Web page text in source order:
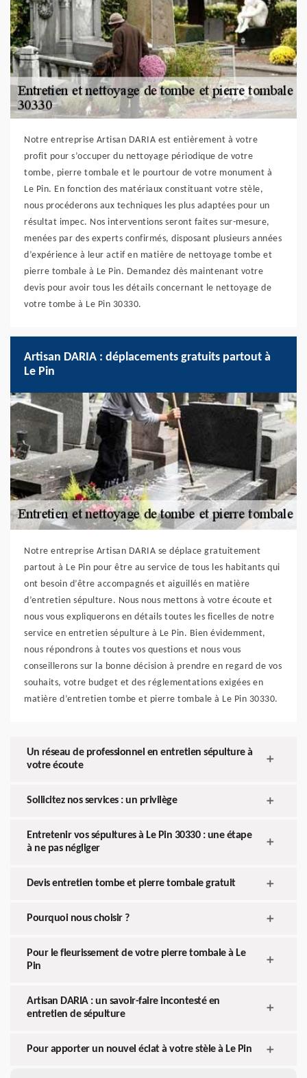
Notre entreprise Artisan DARIA est entièrement à votre
profit pour s’occuper du nettoyage périodique de votre
tombe, pierre tombale et le pourtour de votre monument à
Le Pin. En fonction des matériaux constituant votre stèle,
nous procéderons aux techniques les plus adaptées pour un
résultat impec. Nos interventions seront faites sur-mesure,
menées par des experts confirmés, disposant plusieurs années
d’expérience à leur actif en matière de nettoyage tombe et
pierre tombale à Le Pin. Demandez dès maintenant votre
devis pour avoir tous les détails concernant le nettoyage de
votre tombe à Le Pin 30330.
Artisan DARIA : déplacements gratuits partout à
Le Pin
Notre entreprise Artisan DARIA se déplace gratuitement
partout à Le Pin pour être au service de tous les habitants qui
ont besoin d’être accompagnés et aiguillés en matière
d’entretien sépulture. Nous nous mettons à votre écoute et
nous vous expliquerons en détails toutes les ficelles de notre
service en entretien sépulture à Le Pin. Bien évidemment,
nous répondrons à toutes vos questions et nous vous
conseillerons sur la bonne décision à prendre en regard de vos
souhaits, votre budget et des réglementations exigées en
matière d’entretien tombe et pierre tombale à Le Pin 30330.
Un réseau de professionnel en entretien sépulture à
votre écoute
Sollicitez nos services : un privilège
Entretenir vos sépultures à Le Pin 30330 : une étape
à ne pas négliger
Devis entretien tombe et pierre tombale gratuit
Pourquoi nous choisir ?
Pour le fleurissement de votre pierre tombale à Le
Pin
Artisan DARIA : un savoir-faire incontesté en
entretien de sépulture
Pour apporter un nouvel éclat à votre stèle à Le Pin